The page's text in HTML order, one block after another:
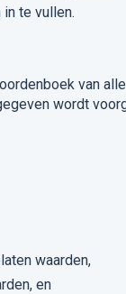
te vullen.
van
wordt
waarden,
en